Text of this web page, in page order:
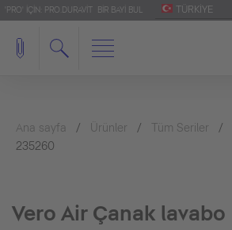
'PRO' IÇIN: PRO.DURAVIT BIR BAYI BUL TÜRKIYE
Ana sayfa Ürünler Tüm Seriler
235260
Vero Air Çanak lavabo